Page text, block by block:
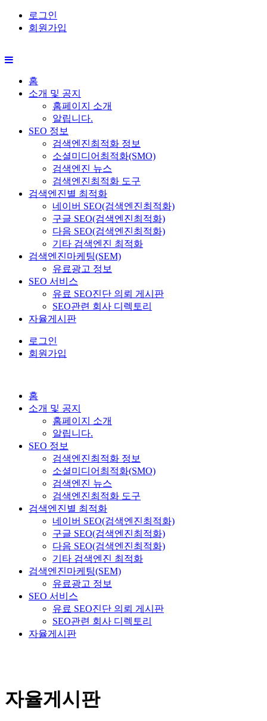
로그인
회원가입
홈
소개 및 공지
홈페이지 소개
알립니다.
SEO 정보
검색엔진최적화 정보
소셜미디어최적화(SMO)
검색엔진 뉴스
검색엔진최적화 도구
검색엔진별 최적화
네이버 SEO(검색엔진최적화)
구글 SEO(검색엔진최적화)
다음 SEO(검색엔진최적화)
기타 검색엔진 최적화
검색엔진마케팅(SEM)
유료광고 정보
SEO 서비스
유료 SEO진단 의뢰 게시판
SEO관련 회사 디렉토리
자율게시판
로그인
회원가입
홈
소개 및 공지
홈페이지 소개
알립니다.
SEO 정보
검색엔진최적화 정보
소셜미디어최적화(SMO)
검색엔진 뉴스
검색엔진최적화 도구
검색엔진별 최적화
네이버 SEO(검색엔진최적화)
구글 SEO(검색엔진최적화)
다음 SEO(검색엔진최적화)
기타 검색엔진 최적화
검색엔진마케팅(SEM)
유료광고 정보
SEO 서비스
유료 SEO진단 의뢰 게시판
SEO관련 회사 디렉토리
자율게시판
자율게시판